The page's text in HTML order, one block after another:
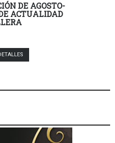
DE AGOSTO-
ACTUALIDAD